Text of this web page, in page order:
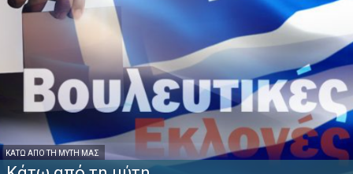
ΚΆΤΩ ΑΠΌ ΤΗ ΜΎΤΗ ΜΑΣ